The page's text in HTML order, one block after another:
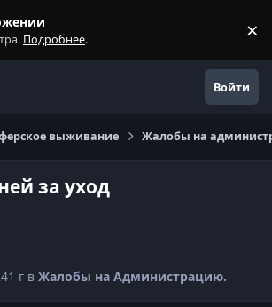
Подробнее. ×
Войти
выживание Жалобы на
за уход
1 г вЖалобы на Администрацию.